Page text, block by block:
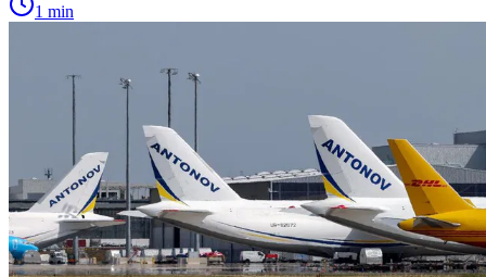
1 min